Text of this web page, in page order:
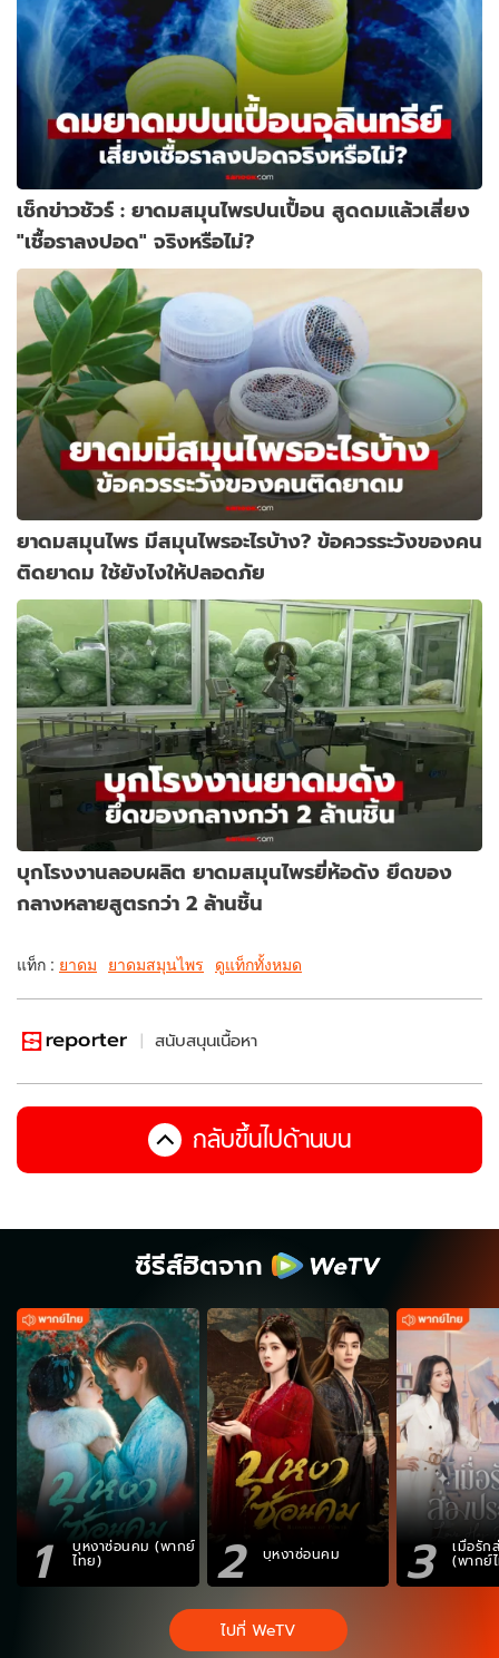
เช็กข่าวชัวร์ : ยาดมสมุนไพรปนเปื้อน สูดดมแล้วเสี่ยง
"เชื้อราลงปอด" จริงหรือไม่?
ยาดมสมุนไพร มีสมุนไพรอะไรบ้าง? ข้อควรระวังของคน
ติดยาดม ใช้ยังไงให้ปลอดภัย
บุกโรงงานลอบผลิต ยาดมสมุนไพรยี่ห้อดัง ยึดของ
กลางหลายสูตรกว่า 2 ล้านชิ้น
แท็ก : ยาดม ยาดมสมุนไพร ดูแท็กทั้งหมด
สนับสนุนเนื้อหา
กลับขึ้นไปด้านบน
ซีรีส์ฮิตจาก
1 บุหงาซ่อนคม (พากย์
ไทย) 2 บุหงาซ่อนคม 3 เมื่อรัก
(พากย์
ไปที่ WeTV